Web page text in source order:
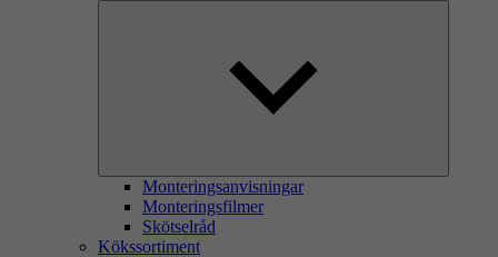
Monteringsanvisningar
Monteringsfilmer
Skötselråd
Kökssortiment